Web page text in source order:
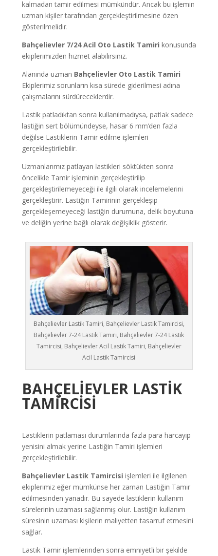
kalmadan tamir edilmesi mümkündür. Ancak bu işlemin
uzman kişiler tarafından gerçekleştirilmesine özen
gösterilmelidir.
Bahçelievler 7/24 Acil Oto Lastik Tamiri konusunda
ekiplerimizden hizmet alabilirsiniz.
Alanında uzman Bahçelievler Oto Lastik Tamiri
Ekiplerimiz sorunların kısa sürede giderilmesi adına
çalışmalarını sürdüreceklerdir.
Lastik patladıktan sonra kullanılmadıysa, patlak sadece
lastiğin sert bölümündeyse, hasar 6 mm’den fazla
değilse Lastiklerin Tamir edilme işlemleri
gerçekleştirilebilir.
Uzmanlarımız patlayan lastikleri söktükten sonra
öncelikle Tamir işleminin gerçekleştirilip
gerçekleştirilemeyeceği ile ilgili olarak incelemelerini
gerçekleştirir. Lastiğin Tamirinin gerçekleşip
gerçekleşemeyeceği lastiğin durumuna, delik boyutuna
ve deliğin yerine bağlı olarak değişiklik gösterir.
Bahçelievler Lastik Tamiri, Bahçelievler Lastik Tamircisi,
Bahçelievler 7-24 Lastik Tamiri, Bahçelievler 7-24 Lastik
Tamircisi, Bahçelievler Acil Lastik Tamiri, Bahçelievler
Acil Lastik Tamircisi
BAHÇELİEVLER LASTİK
TAMİRCİSİ
Lastiklerin patlaması durumlarında fazla para harcayıp
yenisini almak yerine Lastiğin Tamiri işlemleri
gerçekleştirilebilir.
Bahçelievler Lastik Tamircisi işlemleri ile ilgilenen
ekiplerimiz eğer mümkünse her zaman Lastiğin Tamir
edilmesinden yanadır. Bu sayede lastiklerin kullanım
sürelerinin uzaması sağlanmış olur. Lastiğin kullanım
süresinin uzaması kişilerin maliyetten tasarruf etmesini
sağlar.
Lastik Tamir işlemlerinden sonra emniyetli bir şekilde